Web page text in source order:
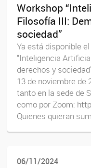
Workshop
Filosofía III:
sociedad”
Ya está disponible
“Inteligencia
derechos y
13 de noviembre de
tanto en la sede de
como por Zoom:
Quienes quieran
06/11/2024